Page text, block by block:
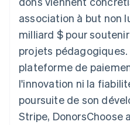
Product roadmap
Découvrez les prochaines
Radar
Prévention de la fraude
Atlas
Constitution de start-up
Élimination du carbone
entreprises
Secteur
Écosystème
Stripe App
association à but non
milliard $ pour
projets
plateforme de
l'innovation ni la
poursuite de son
Stripe, DonorsChoose